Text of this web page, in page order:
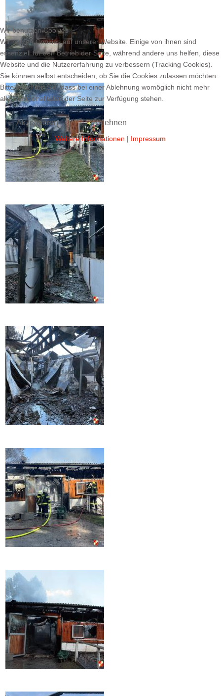
Wir benutzen Cookies
Wir nutzen Cookies auf unserer Website. Einige von ihnen sind
essenziell für den Betrieb der Seite, während andere uns helfen, diese
Website und die Nutzererfahrung zu verbessern (Tracking Cookies).
Sie können selbst entscheiden, ob Sie die Cookies zulassen möchten.
Bitte beachten Sie, dass bei einer Ablehnung womöglich nicht mehr
alle Funktionalitäten der Seite zur Verfügung stehen.
Akzeptieren Ablehnen
Weitere Informationen | Impressum